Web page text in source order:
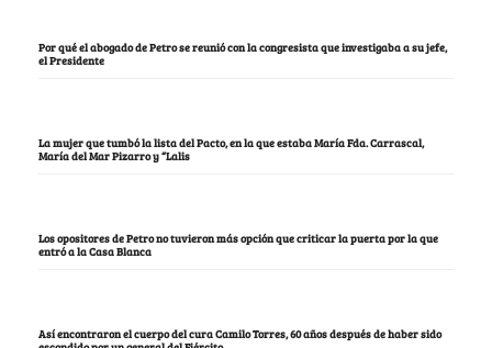
Por qué el abogado de Petro se reunió con la congresista que investigaba a su jefe,
el Presidente
La mujer que tumbó la lista del Pacto, en la que estaba María Fda. Carrascal,
María del Mar Pizarro y “Lalis
Los opositores de Petro no tuvieron más opción que criticar la puerta por la que
entró a la Casa Blanca
Así encontraron el cuerpo del cura Camilo Torres, 60 años después de haber sido